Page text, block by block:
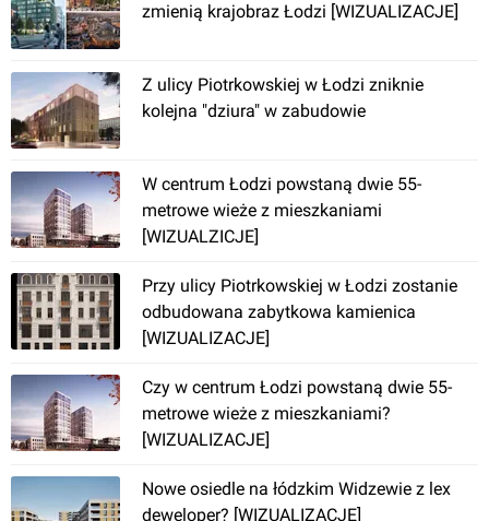
Łódź, Beli Bartoka
zmienią krajobraz Łodzi [WIZUALIZACJE]
Z ulicy Piotrkowskiej w Łodzi zniknie
kolejna "dziura" w zabudowie
W centrum Łodzi powstaną dwie 55-
metrowe wieże z mieszkaniami
[WIZUALZICJE]
Przy ulicy Piotrkowskiej w Łodzi zostanie
odbudowana zabytkowa kamienica
[WIZUALIZACJE]
Czy w centrum Łodzi powstaną dwie 55-
metrowe wieże z mieszkaniami?
[WIZUALIZACJE]
Nowe osiedle na łódzkim Widzewie z lex
deweloper? [WIZUALIZACJE]